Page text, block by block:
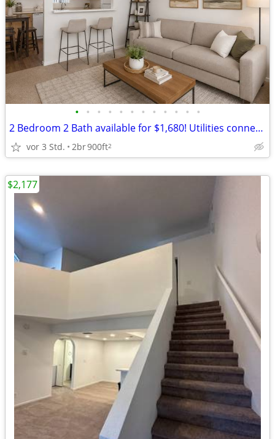
• • • • • • • • • • • •
2 Bedroom 2 Bath available for $1,680! Utilities connected!
vor 3 Std. 2br900ft2
$2,177